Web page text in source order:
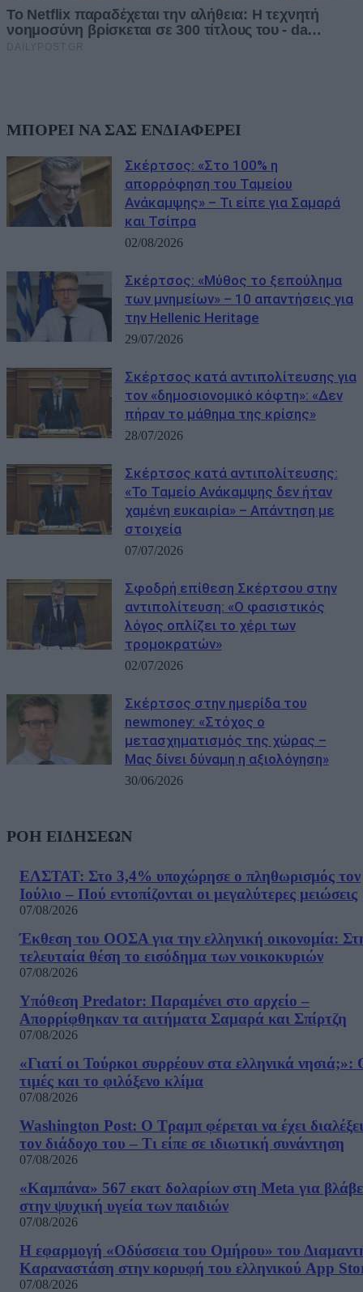
ΜΠΟΡΕΙ ΝΑ ΣΑΣ ΕΝΔΙΑΦΕΡΕΙ
Σκέρτσος: «Στο 100% η
απορρόφηση του Ταμείου
Ανάκαμψης» – Τι είπε για Σαμαρά
και Τσίπρα
02/08/2026
Σκέρτσος: «Μύθος το ξεπούλημα
των μνημείων» – 10 απαντήσεις για
την Hellenic Heritage
29/07/2026
Σκέρτσος κατά αντιπολίτευσης για
τον «δημοσιονομικό κόφτη»: «Δεν
πήραν το μάθημα της κρίσης»
28/07/2026
Σκέρτσος κατά αντιπολίτευσης:
«Το Ταμείο Ανάκαμψης δεν ήταν
χαμένη ευκαιρία» – Απάντηση με
στοιχεία
07/07/2026
Σφοδρή επίθεση Σκέρτσου στην
αντιπολίτευση: «Ο φασιστικός
λόγος οπλίζει το χέρι των
τρομοκρατών»
02/07/2026
Σκέρτσος στην ημερίδα του
newmoney: «Στόχος ο
μετασχηματισμός της χώρας –
Μας δίνει δύναμη η αξιολόγηση»
30/06/2026
ΡΟΗ ΕΙΔΗΣΕΩΝ
ΕΛΣΤΑΤ: Στο 3,4% υποχώρησε ο πληθωρισμός τον
Ιούλιο – Πού εντοπίζονται οι μεγαλύτερες μειώσεις
07/08/2026
Έκθεση του ΟΟΣΑ για την ελληνική οικονομία:
τελευταία θέση το εισόδημα των νοικοκυριών
07/08/2026
Υπόθεση Predator: Παραμένει στο αρχείο –
Απορρίφθηκαν τα αιτήματα Σαμαρά και Σπίρτζη
07/08/2026
«Γιατί οι Τούρκοι συρρέουν στα ελληνικά νησιά;»:
τιμές και το φιλόξενο κλίμα
07/08/2026
Washington Post: Ο Τραμπ φέρεται να έχει διαλέξει
τον διάδοχο του – Τι είπε σε ιδιωτική συνάντηση
07/08/2026
«Καμπάνα» 567 εκατ δολαρίων στη Meta για
στην ψυχική υγεία των παιδιών
07/08/2026
Η εφαρμογή «Οδύσσεια του Ομήρου» του
Καραναστάση στην κορυφή του ελληνικού App
07/08/2026